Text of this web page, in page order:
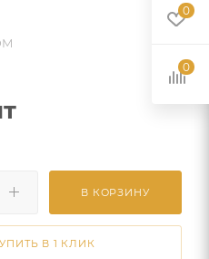
В КОРЗИНУ
В 1 КЛИК
0
0